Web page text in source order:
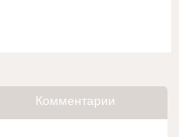
Комментарии